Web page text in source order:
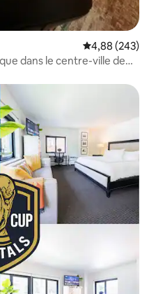
Évaluation
4,88 (243)
dans le centre-ville de